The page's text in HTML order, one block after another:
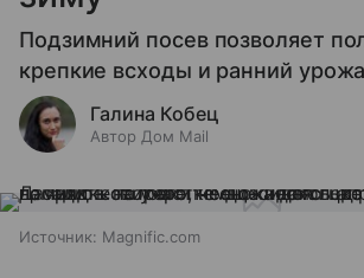
Подзимний посев позволяет
крепкие всходы и ранний
Галина Кобец
Автор Дом Mail
Источник: Magnific.com